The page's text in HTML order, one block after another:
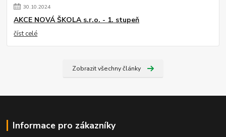
30.10.2024
AKCE NOVÁ ŠKOLA s.r.o. - 1. stupeň
číst celé
Zobrazit všechny články
Informace pro zákazníky